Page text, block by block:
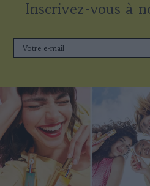
Inscrivez-vous à